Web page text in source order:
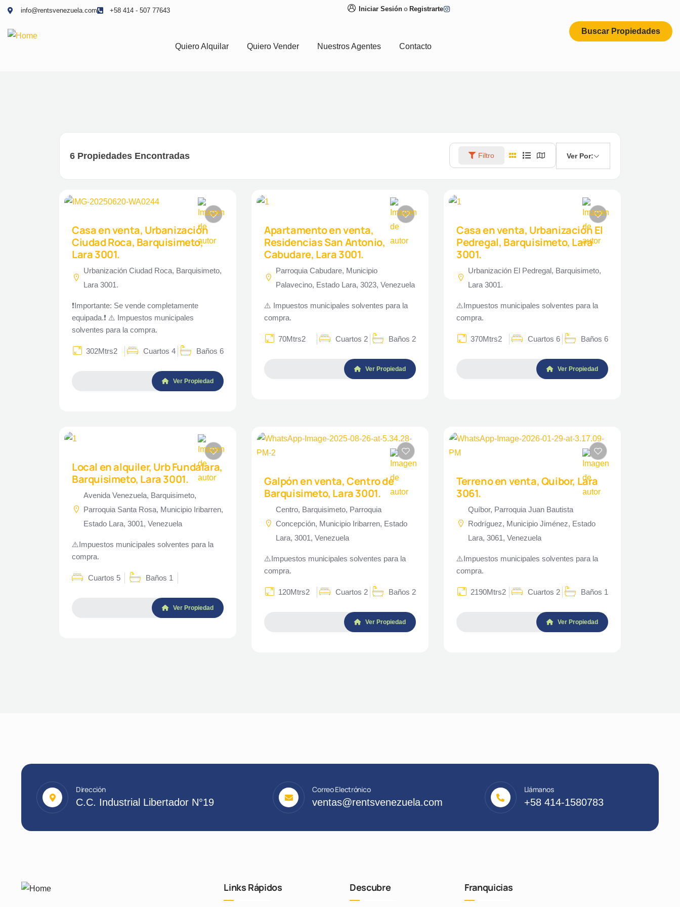
info@rentsvenezuela.com +58 414 - 507 77643 Iniciar Sesión o Registrarte
Quiero Alquilar Quiero Vender Nuestros Agentes Contacto
Buscar Propiedades
6 Propiedades Encontradas Filtro Ver Por:
Casa en venta, Urbanización
Ciudad Roca, Barquisimeto,
Lara 3001.
Urbanización Ciudad Roca, Barquisimeto,
Lara 3001.
❗Importante: Se vende completamente
equipada.❗ ⚠️ Impuestos municipales
solventes para la compra.
302Mtrs2 Cuartos 4 Baños 6
Ver Propiedad
Apartamento en venta,
Residencias San Antonio,
Cabudare, Lara 3001.
Parroquia Cabudare, Municipio
Palavecino, Estado Lara, 3023, Venezuela
⚠️ Impuestos municipales solventes para la
compra.
70Mtrs2 Cuartos 2 Baños 2
Ver Propiedad
Casa en venta, Urbanización El
Pedregal, Barquisimeto, Lara
3001.
Urbanización El Pedregal, Barquisimeto,
Lara 3001.
⚠️Impuestos municipales solventes para la
compra.
370Mtrs2 Cuartos 6 Baños 6
Ver Propiedad
Local en alquiler, Urb Fundalara,
Barquisimeto, Lara 3001.
Avenida Venezuela, Barquisimeto,
Parroquia Santa Rosa, Municipio Iribarren,
Estado Lara, 3001, Venezuela
⚠️Impuestos municipales solventes para la
compra.
Cuartos 5 Baños 1
Ver Propiedad
Galpón en venta, Centro de
Barquisimeto, Lara 3001.
Centro, Barquisimeto, Parroquia
Concepción, Municipio Iribarren, Estado
Lara, 3001, Venezuela
⚠️Impuestos municipales solventes para la
compra.
120Mtrs2 Cuartos 2 Baños 2
Ver Propiedad
Terreno en venta, Quibor, Lara
3061.
Quíbor, Parroquia Juan Bautista
Rodríguez, Municipio Jiménez, Estado
Lara, 3061, Venezuela
⚠️Impuestos municipales solventes para la
compra.
2190Mtrs2 Cuartos 2 Baños 1
Ver Propiedad
Dirección
C.C. Industrial Libertador N°19
Correo Electrónico
ventas@rentsvenezuela.com
Llámanos
+58 414-1580783
Links Rápidos Descubre Franquicias